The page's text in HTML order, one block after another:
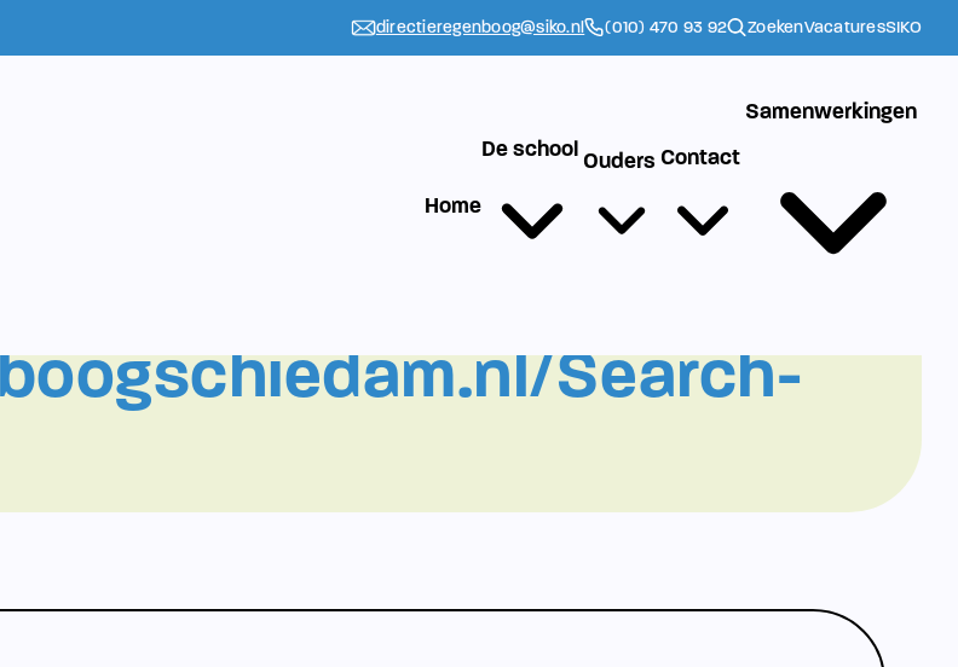
directieregenboog@siko.nl (010) 470 93 92 ZoekenVacaturesSIKO
Home
De school Ouders Contact
Samenwerkingen
Search-